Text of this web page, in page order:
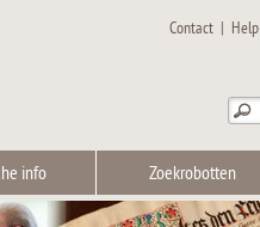
Contact | Help
info Zoekrobotten